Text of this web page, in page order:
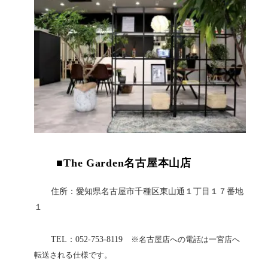
■The Garden名古屋本山店
住所：愛知県名古屋市千種区東山通１丁目１７番地
１
TEL：052-753-8119
※名古屋店への電話は一宮店へ
転送される仕様です。